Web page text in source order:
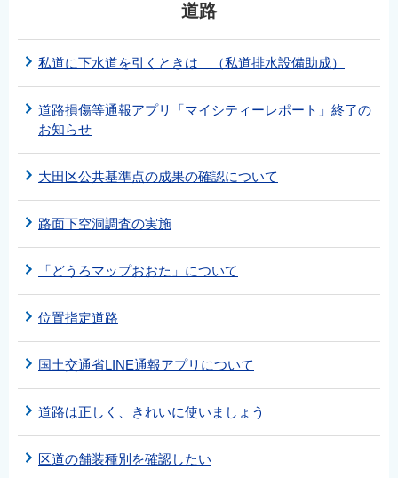
道路
私道に下水道を引くときは （私道排水設備助成）
道路損傷等通報アプリ「マイシティーレポート」終了の
お知らせ
大田区公共基準点の成果の確認について
路面下空洞調査の実施
「どうろマップおおた」について
位置指定道路
国土交通省LINE通報アプリについて
道路は正しく、きれいに使いましょう
区道の舗装種別を確認したい